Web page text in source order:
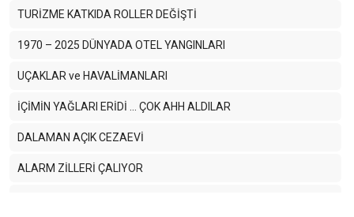
TURİZME KATKIDA ROLLER DEĞİŞTİ
1970 – 2025 DÜNYADA OTEL YANGINLARI
UÇAKLAR ve HAVALİMANLARI
İÇİMİN YAĞLARI ERİDİ ... ÇOK AHH ALDILAR
DALAMAN AÇIK CEZAEVİ
ALARM ZİLLERİ ÇALIYOR